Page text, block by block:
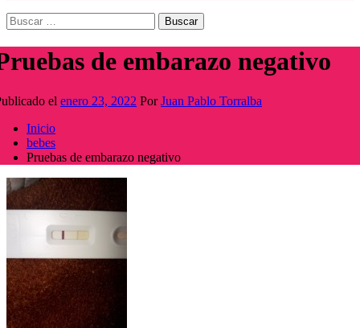
Buscar:
de embarazo negativo
el enero 23, 2022 PorJuan Pablo Torralba
Inicio
bebes
Pruebas de embarazo negativo